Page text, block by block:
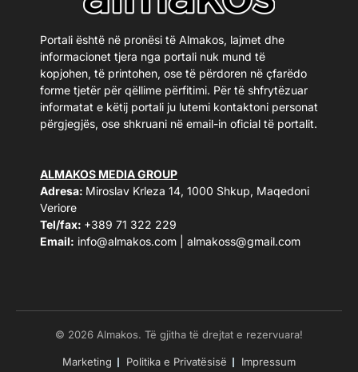
Portali është në pronësi të Almakos, lajmet dhe
informacionet tjera nga portali nuk mund të
kopjohen, të printohen, ose të përdoren në çfarëdo
forme tjetër për qëllime përfitimi. Për të shfrytëzuar
informatat e këtij portali ju lutemi kontaktoni personat
përgjegjës, ose shkruani në email-in oficial të portalit.
ALMAKOS MEDIA GROUP
Adresa: Miroslav Krleza 14, 1000 Shkup, Maqedoni
Veriore
Tel/fax: +389 71 322 229
Email: info@almakos.com almakoss@gmail.com
© 2026 Almakos. Të gjitha të drejtat e rezervuara!
Marketing Politika e Privatësisë Impressum